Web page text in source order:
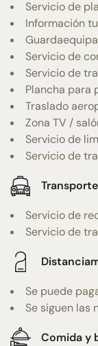
Servicio de
Información
Servicio de
Servicio de
Plancha para
Traslado
Zona TV /
Servicio de
Servicio de
Transporte
Servicio de
Servicio de
Se puede
Se siguen las
Comida y